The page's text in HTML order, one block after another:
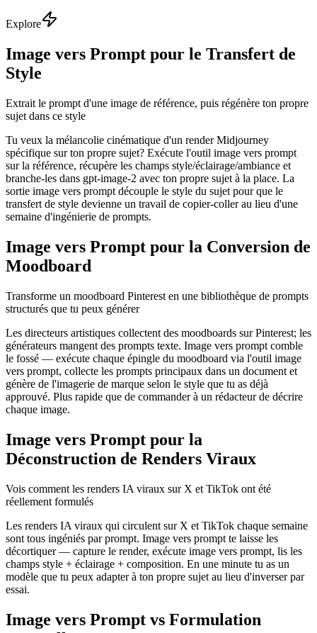
Explore
Image vers Prompt pour le Transfert de
Style
Extrait le prompt d'une image de référence, puis régénère ton propre
sujet dans ce style
Tu veux la mélancolie cinématique d'un render Midjourney
spécifique sur ton propre sujet? Exécute l'outil image vers prompt
sur la référence, récupère les champs style/éclairage/ambiance et
branche-les dans gpt-image-2 avec ton propre sujet à la place. La
sortie image vers prompt découple le style du sujet pour que le
transfert de style devienne un travail de copier-coller au lieu d'une
semaine d'ingénierie de prompts.
Image vers Prompt pour la Conversion de
Moodboard
Transforme un moodboard Pinterest en une bibliothèque de prompts
structurés que tu peux générer
Les directeurs artistiques collectent des moodboards sur Pinterest; les
générateurs mangent des prompts texte. Image vers prompt comble
le fossé — exécute chaque épingle du moodboard via l'outil image
vers prompt, collecte les prompts principaux dans un document et
génère de l'imagerie de marque selon le style que tu as déjà
approuvé. Plus rapide que de commander à un rédacteur de décrire
chaque image.
Image vers Prompt pour la
Déconstruction de Renders Viraux
Vois comment les renders IA viraux sur X et TikTok ont été
réellement formulés
Les renders IA viraux qui circulent sur X et TikTok chaque semaine
sont tous ingéniés par prompt. Image vers prompt te laisse les
décortiquer — capture le render, exécute image vers prompt, lis les
champs style + éclairage + composition. En une minute tu as un
modèle que tu peux adapter à ton propre sujet au lieu d'inverser par
essai.
Image vers Prompt vs Formulation